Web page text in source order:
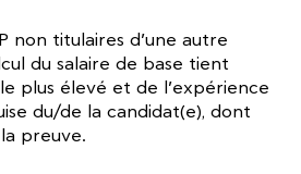
non titulaires d’une autre
du salaire de base tient
plus élevé et de l’expérience
du/de la candidat(e), dont
preuve.